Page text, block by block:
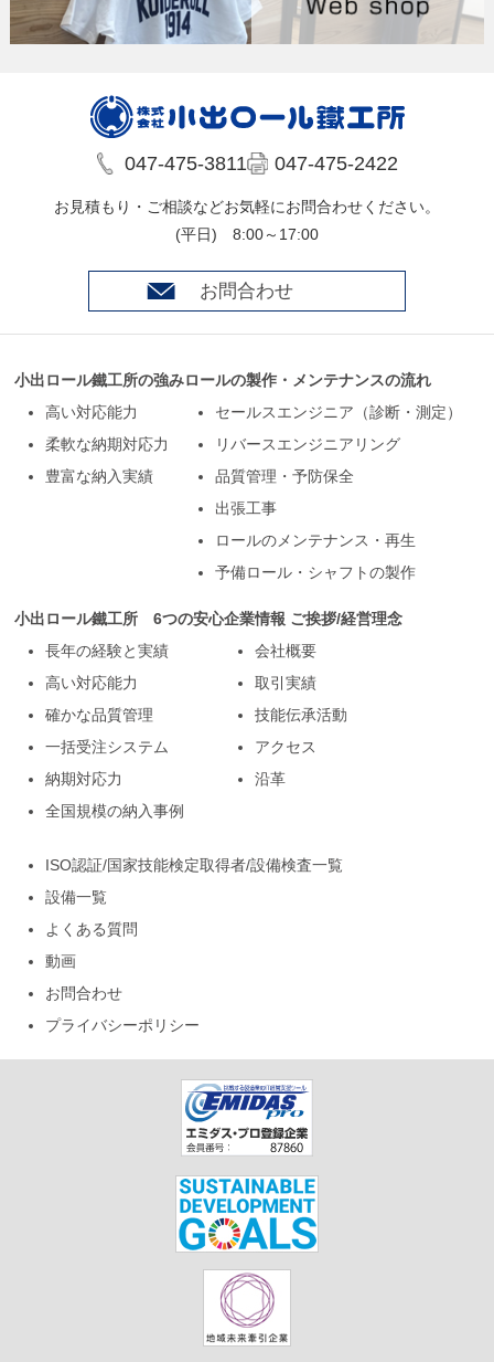
047-475-3811 047-475-2422
お見積もり・ご相談などお気軽にお問合わせください。
(平日) 8:00～17:00
お問合わせ
小出ロール鐵工所の強み
高い対応能力
柔軟な納期対応力
豊富な納入実績
ロールの製作・メンテナンスの流れ
セールスエンジニア（診断・測定）
リバースエンジニアリング
品質管理・予防保全
出張工事
ロールのメンテナンス・再生
予備ロール・シャフトの製作
小出ロール鐵工所 6つの安心
長年の経験と実績
高い対応能力
確かな品質管理
一括受注システム
納期対応力
全国規模の納入事例
企業情報 ご挨拶/経営理念
会社概要
取引実績
技能伝承活動
アクセス
沿革
ISO認証/国家技能検定取得者/設備検査一覧
設備一覧
よくある質問
動画
お問合わせ
プライバシーポリシー